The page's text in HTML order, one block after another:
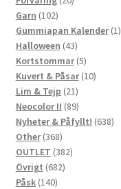
Garn 102102
produkter
Gummiapan Kalender 11
Halloween 4343
produkter
Kortstommar 55
produkter
Kuvert & Påsar 1010
Lim & Tejp 2121
produkter
Neocolor II 8989
produkter
Nyheter & Påfyllt! 638638
Other 368368
produkter
OUTLET 382382
Övrigt 682682
Påsk 140140